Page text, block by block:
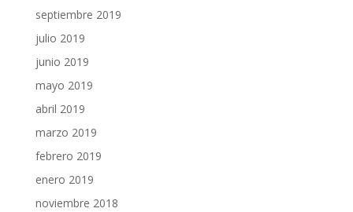
septiembre 2019
julio 2019
junio 2019
mayo 2019
abril 2019
marzo 2019
febrero 2019
enero 2019
noviembre 2018